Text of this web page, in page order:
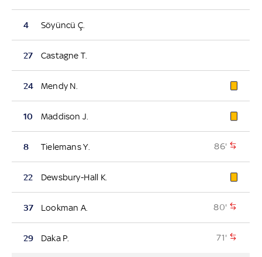
4 Söyüncü Ç.
27 Castagne T.
24 Mendy N.
10 Maddison J.
8 Tielemans Y. 86'
22 Dewsbury-Hall K.
37 Lookman A. 80'
29 Daka P. 71'